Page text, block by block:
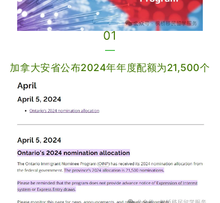
01
—
加拿大安省公布2024年年度配额为21,500个